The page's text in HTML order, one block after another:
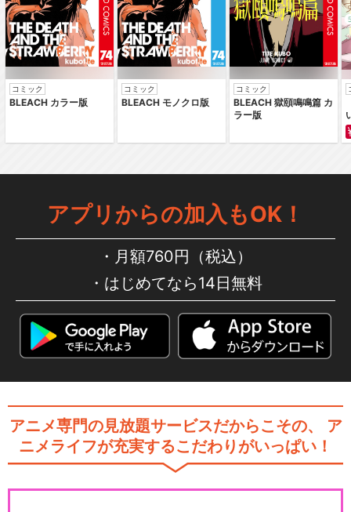
コミック
BLEACH カラー版
コミック
BLEACH モノクロ版
コミック
BLEACH 獄頤鳴鳴篇 カ
ラー版
アプリからの加入もOK！
月額760円（税込）
はじめてなら14日無料
アニメ専門の見放題サービスだからこその、
ア
ニメライフが充実するこだわりがいっぱい！